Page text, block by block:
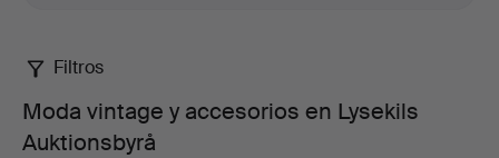
Moda
vintage
Filtros
Moda vintage y accesorios en Lysekils
Auktionsbyrå